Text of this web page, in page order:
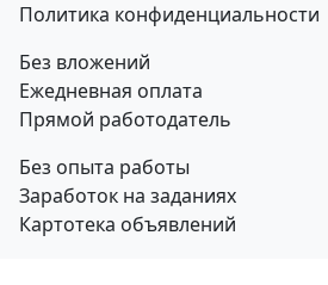
Политика конфиденциальности
Без вложений
Ежедневная оплата
Прямой работодатель
Без опыта работы
Заработок на заданиях
Картотека объявлений